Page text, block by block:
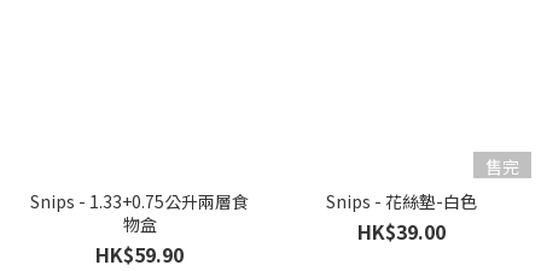
Snips - 1.33+0.75公升兩層食
物盒
HK$59.90
售完
Snips - 花絲墊-白色
HK$39.00